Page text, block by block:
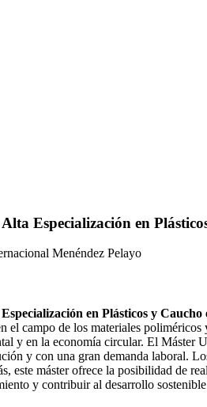
Especialización en
Menéndez Pelayo
en Plásticos y
el campo de los materiales
y en la economía circular. El Máster
y con una gran demanda laboral.
este máster ofrece la posibilidad de
y contribuir al desarrollo